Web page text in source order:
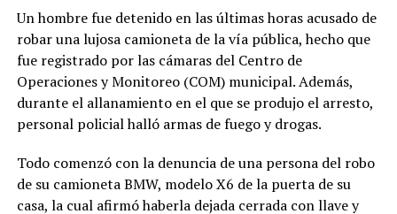
Un hombre fue detenido en las últimas horas acusado de
robar una lujosa camioneta de la vía pública, hecho que
fue registrado por las cámaras del Centro de
Operaciones y Monitoreo (COM) municipal. Además,
durante el allanamiento en el que se produjo el arresto,
personal policial halló armas de fuego y drogas.
Todo comenzó con la denuncia de una persona del robo
de su camioneta BMW, modelo X6 de la puerta de su
casa, la cual afirmó haberla dejada cerrada con llave y